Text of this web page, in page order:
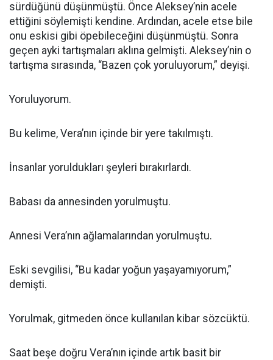
sürdüğünü düşünmüştü. Önce Aleksey’nin acele
ettiğini söylemişti kendine. Ardından, acele etse bile
onu eskisi gibi öpebileceğini düşünmüştü. Sonra
geçen ayki tartışmaları aklına gelmişti. Aleksey’nin o
tartışma sırasında, “Bazen çok yoruluyorum,” deyişi.
Yoruluyorum.
Bu kelime, Vera’nın içinde bir yere takılmıştı.
İnsanlar yoruldukları şeyleri bırakırlardı.
Babası da annesinden yorulmuştu.
Annesi Vera’nın ağlamalarından yorulmuştu.
Eski sevgilisi, “Bu kadar yoğun yaşayamıyorum,”
demişti.
Yorulmak, gitmeden önce kullanılan kibar sözcüktü.
Saat beşe doğru Vera’nın içinde artık basit bir